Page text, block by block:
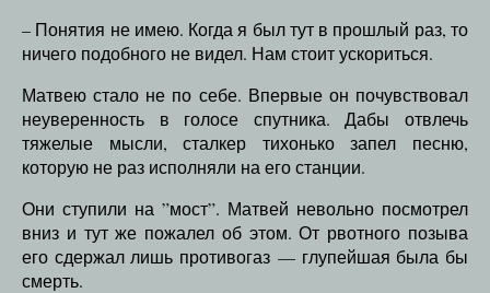
– Понятия не имею. Когда я был тут в прошлый раз, то
ничего подобного не видел. Нам стоит ускориться.
Матвею стало не по себе. Впервые он почувствовал
неуверенность в голосе спутника. Дабы отвлечь
тяжелые мысли, сталкер тихонько запел песню,
которую не раз исполняли на его станции.
Они ступили на ”мост”. Матвей невольно посмотрел
вниз и тут же пожалел об этом. От рвотного позыва
его сдержал лишь противогаз — глупейшая была бы
смерть.